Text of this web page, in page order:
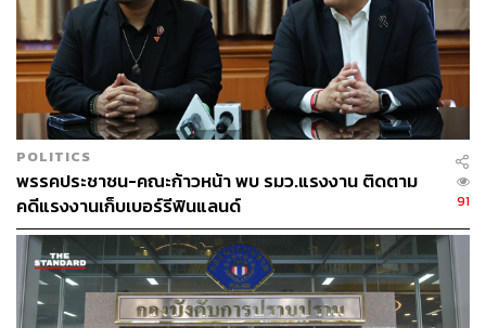
ส่วนขั้นตอนต่อไป ภายหลังจากรวบรวมพยานหลักฐานเสร็จ
จึงจะมาพิจารณาว่ามีบุคคลใดที่พยานหลักฐานในการไต่สวน
มีส่วนร่วมกระทำผิดก็จะพิจารณาแจ้งข้อกล่าวหา และเพื่อให้
โอกาสในการชี้แจงข้อกล่าวหา ย้ำว่าเป็นไปตามกระบวนการ
ปกติในการไต่สวนของคณะกรรมการ ป.ป.ช. อยู่แล้ว
เมื่อถามว่ากระบวนการไต่สวนจะไม่ล่าช้าออกไปเรื่อยๆ ใช่
หรือไม่ สาโรจน์ยืนยันว่าไม่ เรื่องการไต่สวนสาระสำคัญอยู่ที่
ความครบถ้วนของข้อเท็จจริงและพยานหลักฐาน ซึ่งกรอบ
ระยะเวลาต่างๆ เป็นกรอบในการทำงานอาจไม่เต็มตามกรอบ
ที่กำหนดไว้ถ้าพยานหลักฐานครบถ้วนเพียงพอ หรืออาจเกิน
กรอบหากยังมีข้อเท็จจริงที่กรรมการ ป.ป.ช. เห็นว่าต้อง
POLITICS
พรรคประชาชน-คณะก้าวหน้า พบ รมว.แรงงาน ติดตาม
คดีแรงงานเก็บเบอร์รีฟินแลนด์
91